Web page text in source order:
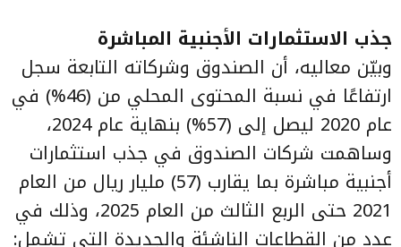
جذب الاستثمارات الأجنبية المباشرة
وبيّن معاليه، أن الصندوق وشركاته التابعة سجل
ارتفاعًا في نسبة المحتوى المحلي من (46%) في
عام 2020 ليصل إلى (57%) بنهاية عام 2024،
وساهمت شركات الصندوق في جذب استثمارات
أجنبية مباشرة بما يقارب (57) مليار ريال من العام
2021 حتى الربع الثالث من العام 2025، وذلك في
عدد من القطاعات الناشئة والجديدة التي تشمل: